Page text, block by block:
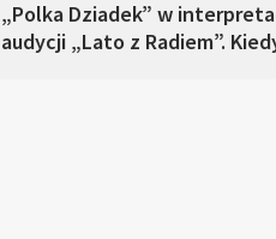
„Polka Dziadek” w
audycji „Lato z Radiem”.